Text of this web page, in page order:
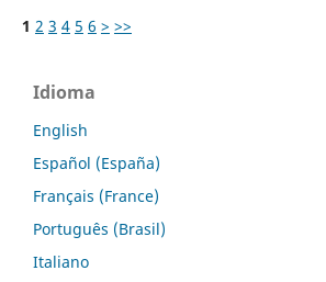
1 2 3 4 5 6 > >>
Idioma
English
Español (España)
Français (France)
Português (Brasil)
Italiano